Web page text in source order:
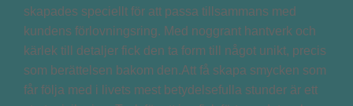
skapades speciellt för att passa tillsammans med
kundens förlovningsring. Med noggrant hantverk och
kärlek till detaljer fick den ta form till något unikt, precis
som berättelsen bakom den.Att få skapa smycken som
får följa med i livets mest betydelsefulla stunder är ett